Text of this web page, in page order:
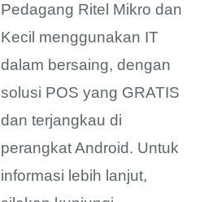
Pedagang Ritel Mikro dan
Kecil menggunakan IT
dalam bersaing, dengan
solusi POS yang GRATIS
dan terjangkau di
perangkat Android. Untuk
informasi lebih lanjut,